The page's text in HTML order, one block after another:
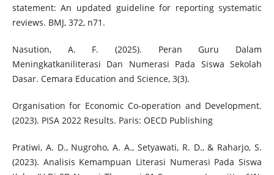
statement: An updated guideline for reporting systematic
reviews. BMJ, 372, n71.
Nasution, A. F. (2025). Peran Guru Dalam
Meningkatkaniliterasi Dan Numerasi Pada Siswa Sekolah
Dasar. Cemara Education and Science, 3(3).
Organisation for Economic Co-operation and Development.
(2023). PISA 2022 Results. Paris: OECD Publishing
Pratiwi, A. D., Nugroho, A. A., Setyawati, R. D., & Raharjo, S.
(2023). Analisis Kemampuan Literasi Numerasi Pada Siswa